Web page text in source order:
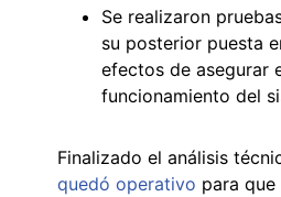
Se realizaron
su posterior puesta
efectos de asegurar
funcionamiento del
Finalizado el análisis
quedó operativo para